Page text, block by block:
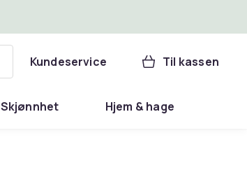
Kundeservice Til kassen
Skjønnhet Hjem & hage